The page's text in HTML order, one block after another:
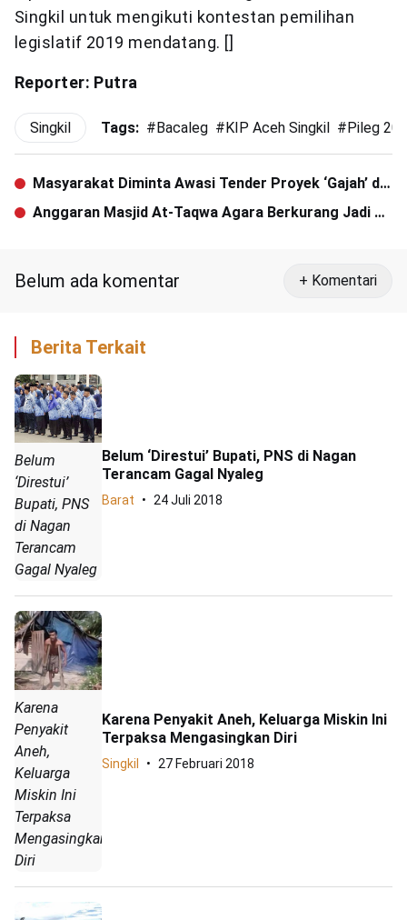
Singkil untuk mengikuti kontestan pemilihan
legislatif 2019 mendatang. []
Reporter: Putra
Singkil Tags: # Bacaleg # KIP Aceh Singkil # Pileg
Masyarakat Diminta Awasi Tender Proyek ‘Gajah’ di
Dinas PUPR Agara
Anggaran Masjid At-Taqwa Agara Berkurang Jadi Rp
Belum ada komentar + Komentari
Berita Terkait
Belum
‘Direstui’
Bupati, PNS
di Nagan
Terancam
Gagal Nyaleg
Belum ‘Direstui’ Bupati, PNS di Nagan
Terancam Gagal Nyaleg
Barat 24 Juli 2018
Karena
Penyakit
Aneh,
Keluarga
Miskin Ini
Terpaksa
Mengasingkan
Diri
Karena Penyakit Aneh, Keluarga Miskin Ini
Terpaksa Mengasingkan Diri
Singkil 27 Februari 2018